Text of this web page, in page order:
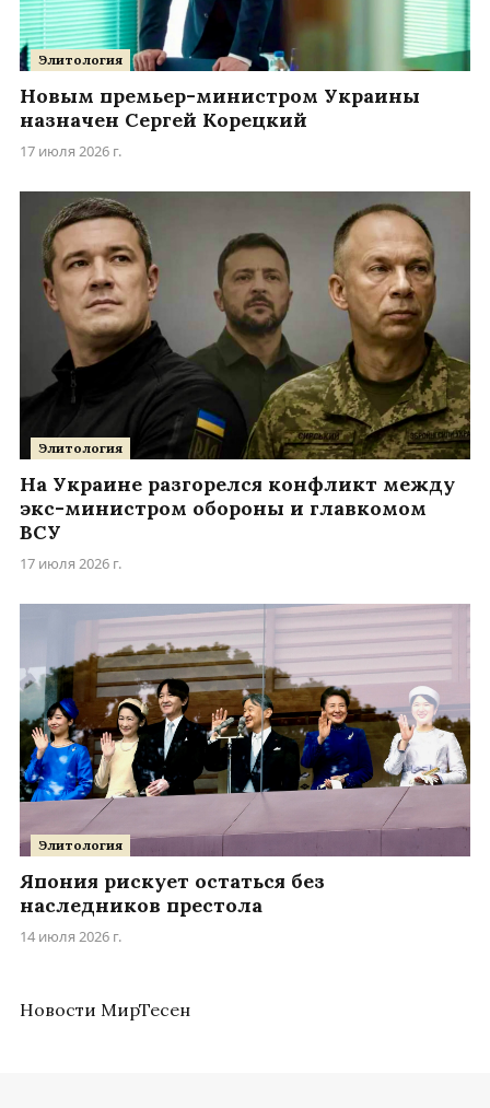
Элитология
Новым премьер-министром Украины
назначен Сергей Корецкий
17 июля 2026 г.
Элитология
На Украине разгорелся конфликт между
экс-министром обороны и главкомом
ВСУ
17 июля 2026 г.
Элитология
Япония рискует остаться без
наследников престола
14 июля 2026 г.
Новости МирТесен